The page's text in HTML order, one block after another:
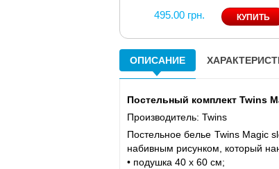
495.00 грн.
ОПИСАНИЕ
Постельный комплект Twins
Производитель: Twins
Постельное белье Twins Magic
набивным рисунком, который
• подушка 40 x 60 см;